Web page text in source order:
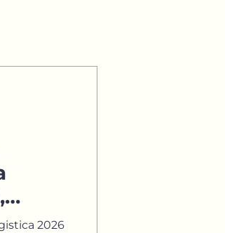
2026